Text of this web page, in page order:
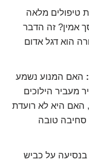
טיפולים מלאה
אמין? זה הדבר
הוא דגל אדום
האם המנוע נשמע
מעביר הילוכים
חלק? אין מכות? אין החלקות? בתיבת DCT, האם היא לא רועדת
סחיבה טובה
על כביש